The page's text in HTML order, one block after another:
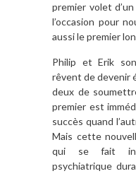
premier volet
l’occasion pour
aussi le premier
Philip et Erik
rêvent de devenir
deux de
premier est
succès quand
Mais cette
qui se fait
psychiatrique